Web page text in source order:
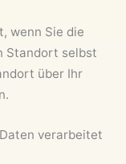
wenn Sie die
Standort selbst
über Ihr
verarbeitet